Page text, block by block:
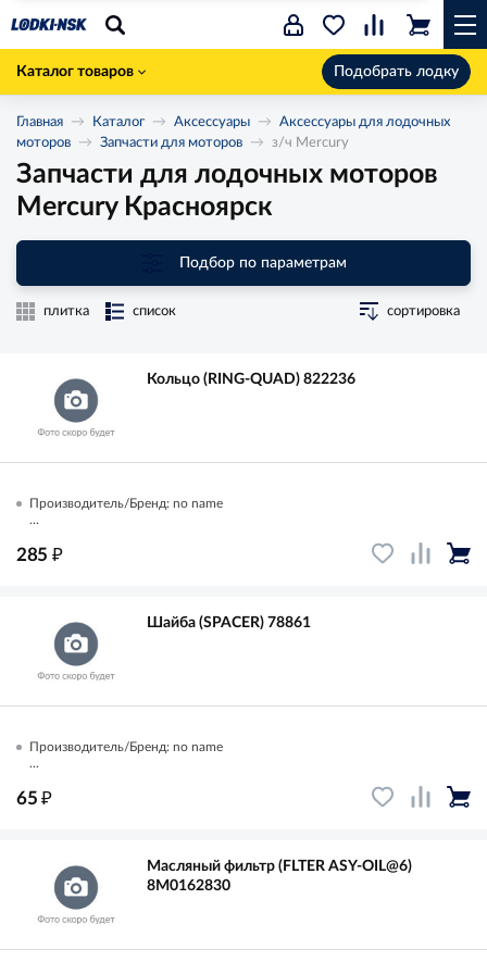
Каталог товаров Подобрать лодку
Главная Каталог Аксессуары
Аксессуары для лодочных
моторов
Запчасти для моторов з/ч Mercury
Запчасти для лодочных моторов
Mercury Красноярск
Подбор по параметрам
плитка список сортировка
Кольцо (RING-QUAD) 822236
Производитель/Бренд: no name
...
285 ₽
Шайба (SPACER) 78861
Производитель/Бренд: no name
...
65₽
Масляный фильтр (FLTER ASY-OIL@6)
8M0162830